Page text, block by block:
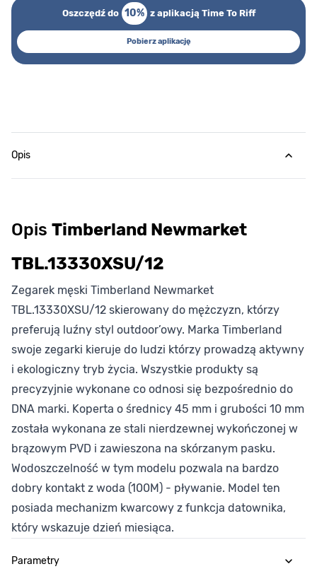
Oszczędź do 10% z aplikacją Time To Riff
Pobierz aplikację
Opis
Opis Timberland Newmarket
TBL.13330XSU/12
Zegarek męski Timberland Newmarket
TBL.13330XSU/12 skierowany do mężczyzn, którzy
preferują luźny styl outdoor’owy. Marka Timberland
swoje zegarki kieruje do ludzi którzy prowadzą aktywny
i ekologiczny tryb życia. Wszystkie produkty są
precyzyjnie wykonane co odnosi się bezpośrednio do
DNA marki. Koperta o średnicy 45 mm i grubości 10 mm
została wykonana ze stali nierdzewnej wykończonej w
brązowym PVD i zawieszona na skórzanym pasku.
Wodoszczelność w tym modelu pozwala na bardzo
dobry kontakt z woda (100M) - pływanie. Model ten
posiada mechanizm kwarcowy z funkcja datownika,
który wskazuje dzień miesiąca.
Parametry